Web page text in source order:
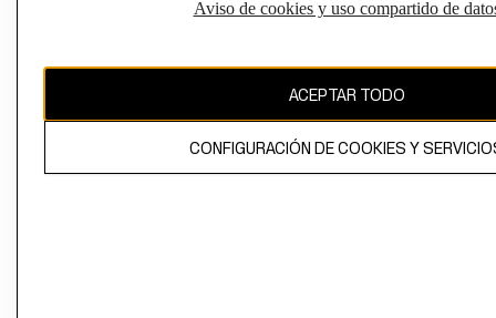
propiedad de H&M Hennes & Mauritz AB
Aviso de cookies y uso compartido de
ACEPTAR TODO
CONFIGURACIÓN DE COOKIES Y